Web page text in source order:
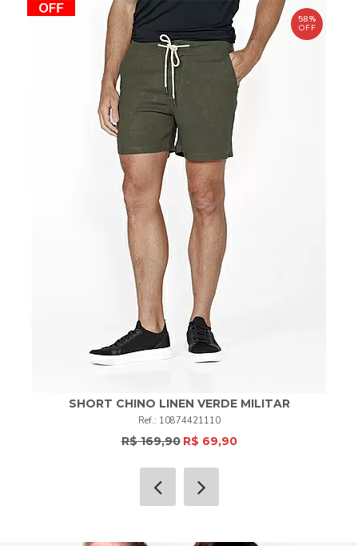
58%
OFF
SHORT CHINO LINEN VERDE MILITAR
10874421110
R$ 169,90 R$ 69,90